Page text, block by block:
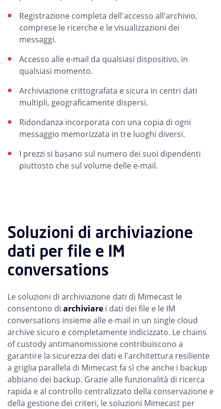
Registrazione completa dell'accesso all'archivio,
comprese le ricerche e le visualizzazioni dei
messaggi.
Accesso alle e-mail da qualsiasi dispositivo, in
qualsiasi momento.
Archiviazione crittografata e sicura in centri dati
multipli, geograficamente dispersi.
Ridondanza incorporata con una copia di ogni
messaggio memorizzata in tre luoghi diversi.
I prezzi si basano sul numero dei suoi dipendenti
piuttosto che sul volume delle e-mail.
Soluzioni di archiviazione
dati per file e IM
conversations
Le soluzioni di archiviazione dati di Mimecast le
consentono di archiviare i dati dei file e le IM
conversations insieme alle e-mail in un single cloud
archive sicuro e completamente indicizzato. Le chains
of custody antimanomissione contribuiscono a
garantire la sicurezza dei dati e l'architettura resiliente
a griglia parallela di Mimecast fa sì che anche i backup
abbiano dei backup. Grazie alle funzionalità di ricerca
rapida e al controllo centralizzato della conservazione e
della gestione dei criteri, le soluzioni Mimecast per